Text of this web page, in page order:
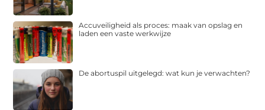
Accuveiligheid als proces: maak van opslag en
laden een vaste werkwijze
De abortuspil uitgelegd: wat kun je verwachten?